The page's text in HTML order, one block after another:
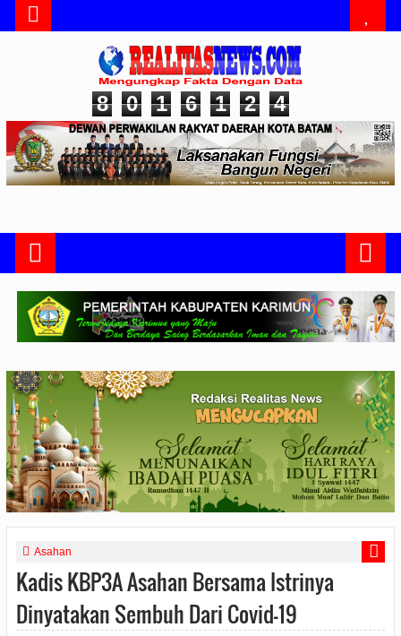
8 0 1 6 1 2 4
Asahan
Kadis KBP3A Asahan Bersama Istrinya
Dinyatakan Sembuh Dari Covid-19